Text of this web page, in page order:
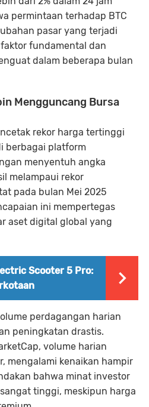
permintaan terhadap BTC
pasar yang terjadi
fundamental dan
dalam beberapa bulan
Mengguncang Bursa
rekor harga tertinggi
berbagai platform
menyentuh angka
melampaui rekor
pada bulan Mei 2025
ini mempertegas
aset digital global yang
Scooter 5 Pro:
perdagangan harian
peningkatan drastis.
volume harian
mengalami kenaikan hampir
bahwa minat investor
tinggi, meskipun harga